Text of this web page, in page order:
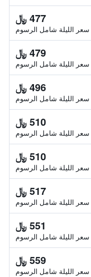
477 ﷼
سعر الليلة شامل الرسوم
479 ﷼
سعر الليلة شامل الرسوم
496 ﷼
سعر الليلة شامل الرسوم
510 ﷼
سعر الليلة شامل الرسوم
510 ﷼
سعر الليلة شامل الرسوم
517 ﷼
سعر الليلة شامل الرسوم
551 ﷼
سعر الليلة شامل الرسوم
559 ﷼
سعر الليلة شامل الرسوم